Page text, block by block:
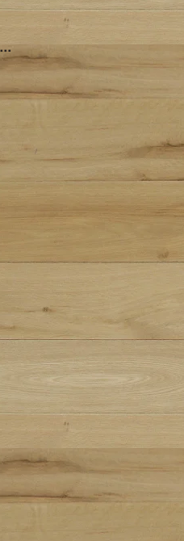
と他店の違い 東京
都目黒区